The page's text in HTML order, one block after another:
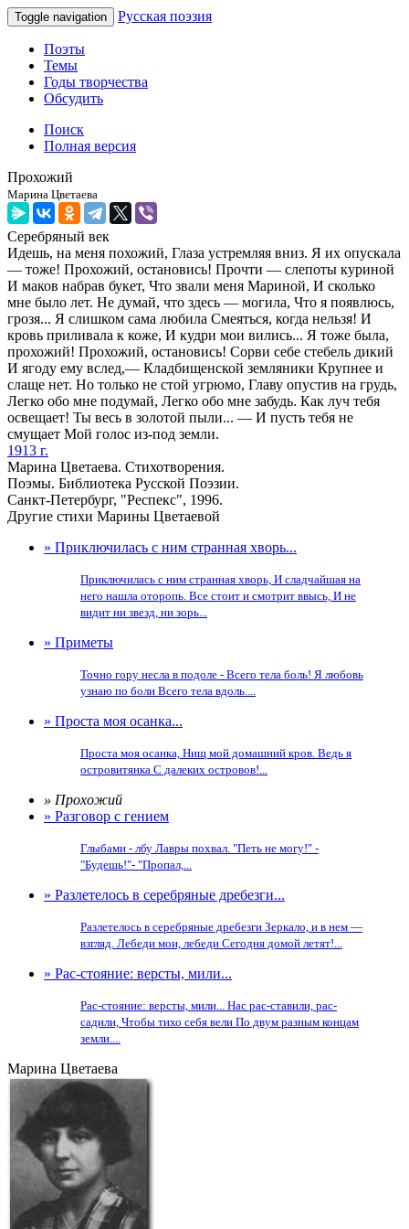
Toggle navigation Русская поэзия
Поэты
Темы
Годы творчества
Обсудить
Поиск
Полная версия
Прохожий
Марина Цветаева
Серебряный век
Идешь, на меня похожий, Глаза устремляя вниз. Я их опускала
— тоже! Прохожий, остановись! Прочти — слепоты куриной
И маков набрав букет, Что звали меня Мариной, И сколько
мне было лет. Не думай, что здесь — могила, Что я появлюсь,
грозя... Я слишком сама любила Смеяться, когда нельзя! И
кровь приливала к коже, И кудри мои вились... Я тоже была,
прохожий! Прохожий, остановись! Сорви себе стебель дикий
И ягоду ему вслед,— Кладбищенской земляники Крупнее и
слаще нет. Но только не стой угрюмо, Главу опустив на грудь,
Легко обо мне подумай, Легко обо мне забудь. Как луч тебя
освещает! Ты весь в золотой пыли... — И пусть тебя не
смущает Мой голос из-под земли.
1913 г.
Марина Цветаева. Стихотворения.
Поэмы. Библиотека Русской Поэзии.
Санкт-Петербург, "Респекс", 1996.
Другие стихи Марины Цветаевой
» Приключилась с ним странная хворь...
Приключилась с ним странная хворь, И сладчайшая на
него нашла оторопь. Все стоит и смотрит ввысь, И не
видит ни звезд, ни зорь...
» Приметы
Точно гору несла в подоле - Всего тела боль! Я любовь
узнаю по боли Всего тела вдоль....
» Проста моя осанка...
Проста моя осанка, Нищ мой домашний кров. Ведь я
островитянка С далеких островов!...
» Прохожий
» Разговор с гением
Глыбами - лбу Лавры похвал. "Петь не могу!" -
"Будешь!"- "Пропал,...
» Разлетелось в серебряные дребезги...
Разлетелось в серебряные дребезги Зеркало, и в нем —
взгляд. Лебеди мои, лебеди Сегодня домой летят!...
» Рас-стояние: версты, мили...
Рас-стояние: версты, мили... Нас рас-ставили, рас-
садили, Чтобы тихо себя вели По двум разным концам
земли....
Марина Цветаева